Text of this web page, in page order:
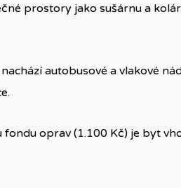
prostory jako sušárnu a
autobusové a vlakové
fondu oprav (1.100 Kč) je byt